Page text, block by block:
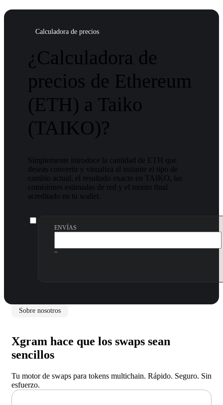
Calculadora de precios
¿Calculadora de
precios de Ethereum
(ETH) a Taiko
(TAIKO)?
Simplemente introduce la cantidad de ETH que
deseas convertir y visualiza al instante el tipo de
cambio actual, el resultado exacto en TAIKO, las
comisiones estimadas de red y el monto final
acreditado en tu wallet.
ENVÍAS
~
Sobre nosotros
Xgram hace que los swaps sean
sencillos
Tu motor de swaps para tokens multichain. Rápido. Seguro. Sin
esfuerzo.